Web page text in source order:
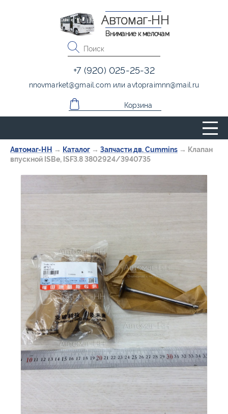
Автомаг-НН → Каталог → Запчасти дв. Cummins → Клапан
впускной ISBe, ISF3.8 3802924/3940735
Автомаг-НН
Внимание к мелочам
+7 (920) 025-25-32
nnovmarket@gmail.com илиavtopraimnn@mail.ru
Корзина